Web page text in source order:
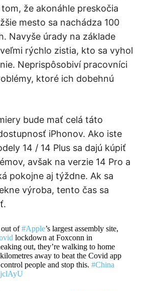
že akonáhle preskočia
mesto sa nachádza 100
Navyše úrady na základe
rýchlo zistia, kto sa vyhol
Neprispôsobiví pracovníci
ktoré ich dobehnú
bude mať celá táto
iPhonov. Ako iste
14 / 14 Plus sa dajú kúpiť
avšak na verzie 14 Pro a
pokojne aj týždne. Ak sa
výroba, tento čas sa
out of#Apple’s largest assembly site,
lockdown at Foxconn in
out, they’re walking to home
away to beat the Covid app
people and stop this. #China